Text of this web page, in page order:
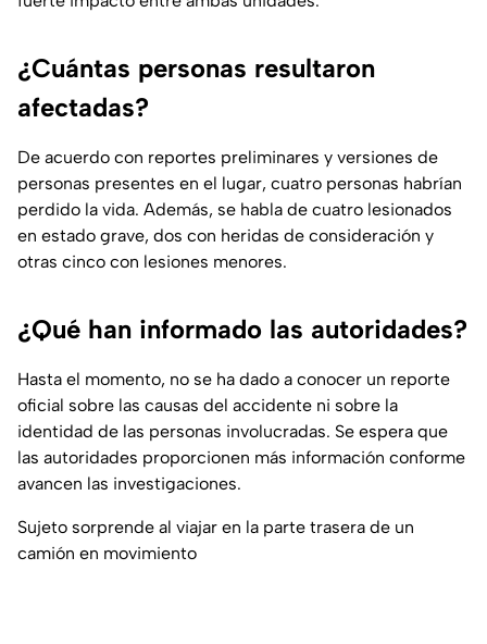
¿Cuántas personas resultaron
afectadas?
De acuerdo con reportes preliminares y versiones de
personas presentes en el lugar, cuatro personas habrían
perdido la vida. Además, se habla de cuatro lesionados
en estado grave, dos con heridas de consideración y
otras cinco con lesiones menores.
¿Qué han informado las autoridades?
Hasta el momento, no se ha dado a conocer un reporte
oficial sobre las causas del accidente ni sobre la
identidad de las personas involucradas. Se espera que
las autoridades proporcionen más información conforme
avancen las investigaciones.
Sujeto sorprende al viajar en la parte trasera de un
camión en movimiento